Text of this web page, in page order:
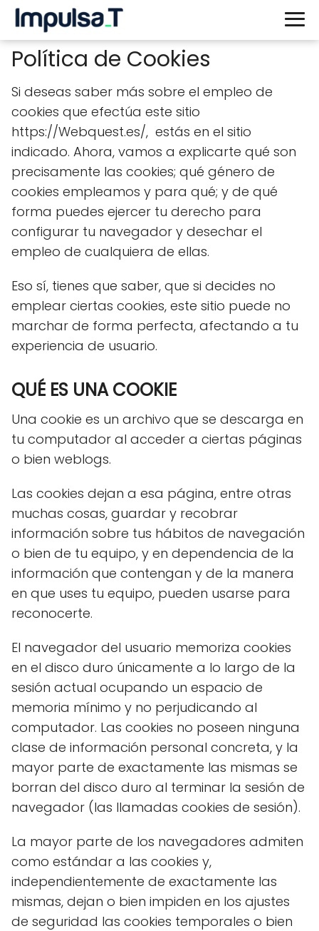
Política de Cookies
Si deseas saber más sobre el empleo de
cookies que efectúa este sitio
https://Webquest.es/, estás en el sitio
indicado. Ahora, vamos a explicarte qué son
precisamente las cookies; qué género de
cookies empleamos y para qué; y de qué
forma puedes ejercer tu derecho para
configurar tu navegador y desechar el
empleo de cualquiera de ellas.
Eso sí, tienes que saber, que si decides no
emplear ciertas cookies, este sitio puede no
marchar de forma perfecta, afectando a tu
experiencia de usuario.
QUÉ ES UNA COOKIE
Una cookie es un archivo que se descarga en
tu computador al acceder a ciertas páginas
o bien weblogs.
Las cookies dejan a esa página, entre otras
muchas cosas, guardar y recobrar
información sobre tus hábitos de navegación
o bien de tu equipo, y en dependencia de la
información que contengan y de la manera
en que uses tu equipo, pueden usarse para
reconocerte.
El navegador del usuario memoriza cookies
en el disco duro únicamente a lo largo de la
sesión actual ocupando un espacio de
memoria mínimo y no perjudicando al
computador. Las cookies no poseen ninguna
clase de información personal concreta, y la
mayor parte de exactamente las mismas se
borran del disco duro al terminar la sesión de
navegador (las llamadas cookies de sesión).
La mayor parte de los navegadores admiten
como estándar a las cookies y,
independientemente de exactamente las
mismas, dejan o bien impiden en los ajustes
de seguridad las cookies temporales o bien